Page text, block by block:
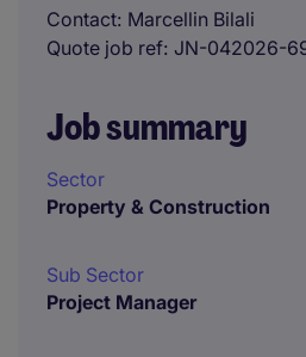
Contact Marcellin Bilali
Quote job ref JN-042026-
Job summary
Sector
Property & Construction
Sub Sector
Project Manager